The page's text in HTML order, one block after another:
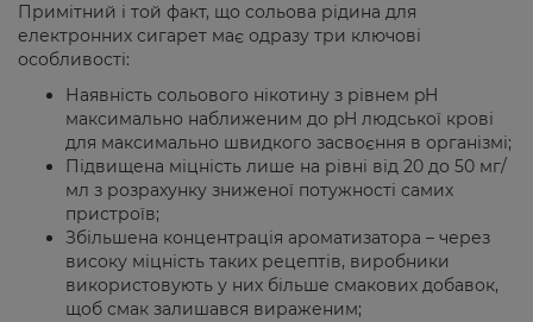
Примітний і той факт, що сольова рідина для
електронних сигарет має одразу три ключові
особливості:
Наявність сольового нікотину з рівнем pH
максимально наближеним до pH людської крові
для максимально швидкого засвоєння в організмі;
Підвищена міцність лише на рівні від 20 до 50 мг/
мл з розрахунку зниженої потужності самих
пристроїв;
Збільшена концентрація ароматизатора – через
високу міцність таких рецептів, виробники
використовують у них більше смакових добавок,
щоб смак залишався вираженим;